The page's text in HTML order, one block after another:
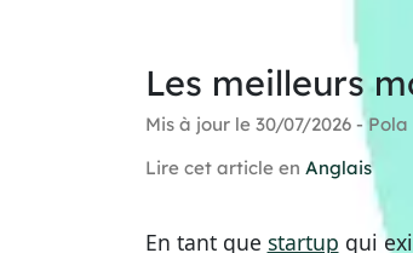
Les meilleurs
Mis à jour le 30/07/2026 - Pola
Lire cet article en Anglais
En tant que startup qui